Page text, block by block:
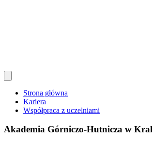
Strona główna
Kariera
Współpraca z uczelniami
Akademia Górniczo-Hutnicza w